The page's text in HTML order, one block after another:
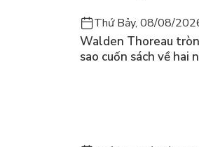
Thứ Bảy, 08/08/
Walden Thoreau
sao cuốn sách về hai